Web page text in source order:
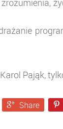
Pająk,
Share